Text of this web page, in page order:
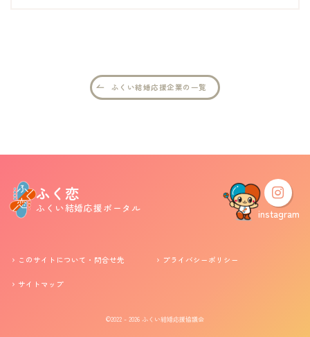
ふくい婚活サポートセンターについて
このサイトについて・問合せ先
プライバシーポリシー
ふくい結婚応援企業の一覧
ふく恋
ふくい結婚応援ポータル instagram
このサイトについて・問合せ先 プライバシーポリシー
サイトマップ
©2022 - 2026 ふくい結婚応援協議会